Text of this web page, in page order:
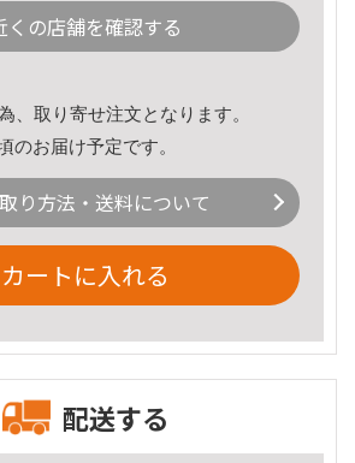
くの店舗を確認する
、取り寄せ注文となります。
のお届け予定です。
り方法・送料について
カートに入れる
配送する